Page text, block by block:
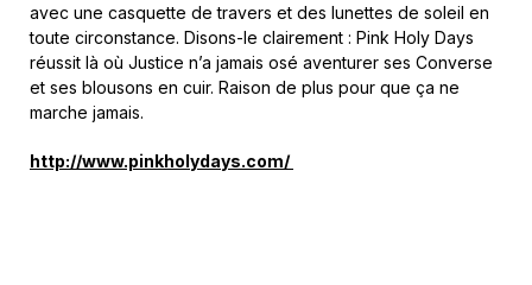
avec une casquette de travers et des lunettes de soleil en
toute circonstance. Disons-le clairement : Pink Holy Days
réussit là où Justice n’a jamais osé aventurer ses Converse
et ses blousons en cuir. Raison de plus pour que ça ne
marche jamais.
http://www.pinkholydays.com/